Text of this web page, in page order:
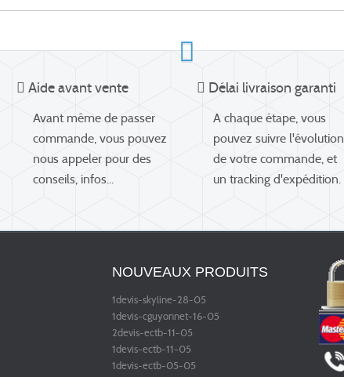
Aide avant vente
Avant même de passer
commande, vous pouvez
nous appeler pour des
conseils, infos...
Délai livraison garanti
A chaque étape, vous
pouvez suivre l'évolution
de votre commande, et
un tracking d'expédition.
NOUVEAUX PRODUITS
1devis-skyline-28-05
1devis-cguyonnet-16-05
2devis-ectb-11-05
1devis-ectb-11-05
1devis-ectb-05-05